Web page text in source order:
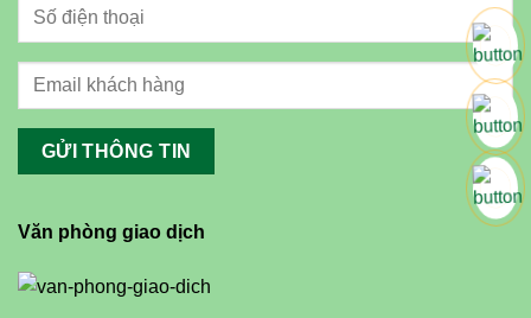
Văn phòng giao dịch